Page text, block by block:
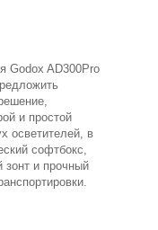
Godox AD300Pro
и простой
осветителей, в
софтбокс,
зонт и прочный